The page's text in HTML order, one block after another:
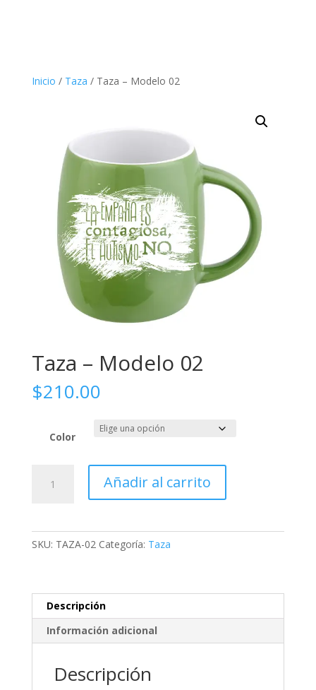
Inicio / Taza / Taza – Modelo 02
Taza – Modelo 02
$210.00
Color
Añadir al carrito
SKU: TAZA-02 Categoría: Taza
Descripción
Información adicional
Descripción